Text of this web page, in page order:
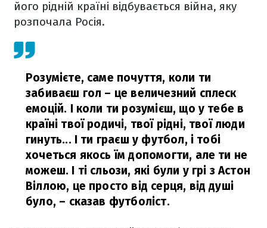
його рідній країні відбувається війна, яку
розпочала Росія.
Розумієте, саме почуття, коли ти
забиваєш гол – це величезний сплеск
емоцій. І коли ти розумієш, що у тебе в
країні твої родичі, твої рідні, твої люди
гинуть... І ти граєш у футбол, і тобі
хочеться якось їм допомогти, але ти не
можеш. І ті сльози, які були у грі з Астон
Віллою, це просто від серця, від душі
було, – сказав футболіст.